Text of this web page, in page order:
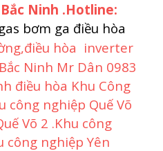
Ninh .Hotline:
bơm ga điều hòa
hòa inverter
Ninh Mr Dân 0983
điều hòa Khu Công
công nghiệp Quế Võ
Võ 2 .Khu công
công nghiệp Yên